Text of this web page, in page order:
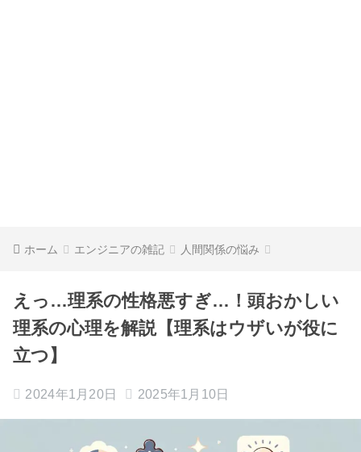
ホーム エンジニアの雑記 人間関係の悩み
えっ…理系の性格悪すぎ…！頭おかしい
理系の心理を解説【理系はウザいが役に
立つ】
2024年1月20日 2025年1月10日